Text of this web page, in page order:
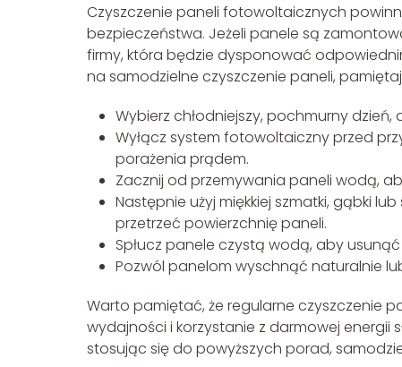
Czyszczenie paneli fotowoltaicznych
bezpieczeństwa. Jeżeli panele są
firmy, która będzie dysponować
na samodzielne czyszczenie paneli,
Wybierz chłodniejszy, pochmurny
Wyłącz system fotowoltaiczny przed
porażenia prądem.
Zacznij od przemywania paneli wodą,
Następnie użyj miękkiej szmatki, gąbki
przetrzeć powierzchnię paneli.
Spłucz panele czystą wodą, aby
Pozwól panelom wyschnąć naturalnie
Warto pamiętać, że regularne czyszczenie
wydajności i korzystanie z darmowej energii
stosując się do powyższych porad,